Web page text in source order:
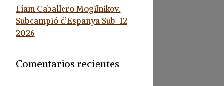
Líam Caballero Mogilnikov.
Subcampió d’Espanya Sub-12
2026
Comentarios recientes